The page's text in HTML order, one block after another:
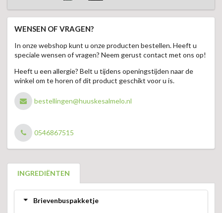
WENSEN OF VRAGEN?
In onze webshop kunt u onze producten bestellen. Heeft u
speciale wensen of vragen? Neem gerust contact met ons op!
Heeft u een allergie? Belt u tijdens openingstijden naar de
winkel om te horen of dit product geschikt voor u is.
bestellingen@huuskesalmelo.nl
0546867515
INGREDIËNTEN
Brievenbuspakketje